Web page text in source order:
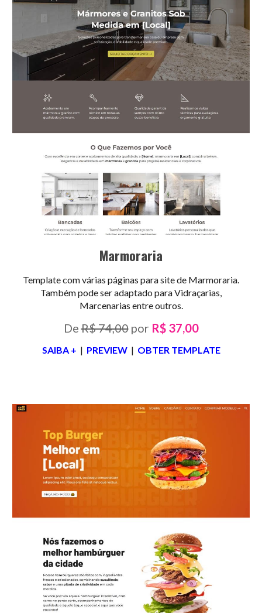
Marmoraria
Template com várias páginas para site de Marmoraria.
Também pode ser adaptado para Vidraçarias,
Marcenarias entre outros.
DeR$ 74,00por R$ 37,00
SAIBA + | PREVIEW| OBTER TEMPLATE